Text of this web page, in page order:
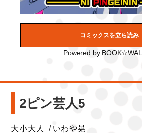
コミックスを立ち読み
Powered by
2ピン芸人5
大小大人 / いわや晃